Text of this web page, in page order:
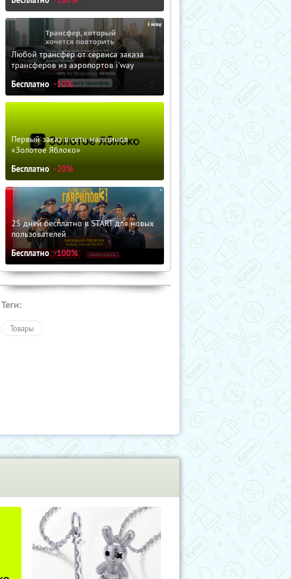
Любой трансфер от сервиса заказа
трансферов из аэропортов i'way
Бесплатно -10%
Первый заказ в сети магазинов
«Золотое Яблоко»
Бесплатно -20%
25 дней бесплатно в START для новых
пользователей
Бесплатно -100%
Теги:
Товары